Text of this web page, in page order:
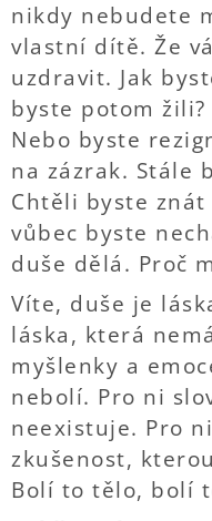
nikdy nebudete
vlastní dítě. Že
uzdravit. Jak
byste potom
Nebo byste
na zázrak. Stále
Chtěli byste
vůbec byste
duše dělá. Proč
Víte, duše je
láska, která
myšlenky a
nebolí. Pro ni
neexistuje. Pro
zkušenost,
Bolí to tělo, bolí